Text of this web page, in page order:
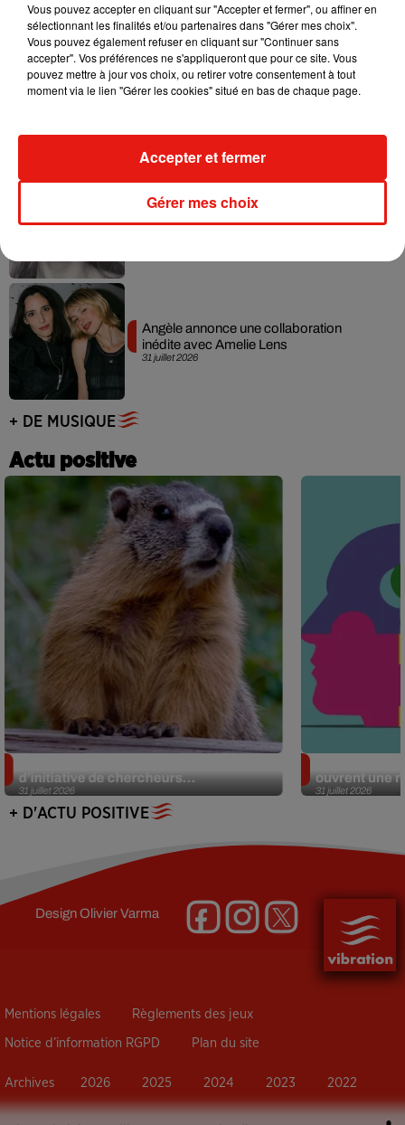
Grand Corps Malade emmène Styleto
Ariana Grande se libère dans son nouvel
album « Petals »
31 juillet 2026
Angèle annonce une collaboration
inédite avec Amelie Lens
+ DE MUSIQUE
Actu positive
31 juillet 2026
d’initiative de chercheurs...
31 juillet 2026
ouvrent une
+ D'ACTU POSITIVE
DesignOlivier Varma
Mentions légales Règlements des jeux
Notice d’information RGPD Plan du site
Archives 2026 2025 2024 2023 2022
Vous pouvez accepter en cliquant sur "Accepter et fermer", ou affiner en
sélectionnant les finalités et/ou partenaires dans "Gérer mes choix".
Vous pouvez également refuser en cliquant sur "Continuer sans
accepter". Vos préférences ne s'appliqueront que pour ce site. Vous
pouvez mettre à jour vos choix, ou retirer votre consentement à tout
moment via le lien "Gérer les cookies" situé en bas de chaque page.
Gérer mes choix
Accepter et fermer